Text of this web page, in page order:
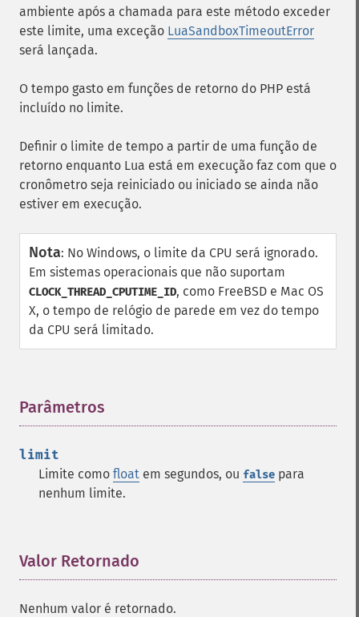
ambiente após a chamada para este método exceder
este limite, uma exceção LuaSandboxTimeoutError
será lançada.
O tempo gasto em funções de retorno do PHP está
incluído no limite.
Definir o limite de tempo a partir de uma função de
retorno enquanto Lua está em execução faz com que o
cronômetro seja reiniciado ou iniciado se ainda não
estiver em execução.
Nota: No Windows, o limite da CPU será ignorado.
Em sistemas operacionais que não suportam
CLOCK_THREAD_CPUTIME_ID, como FreeBSD e Mac OS
X, o tempo de relógio de parede em vez do tempo
da CPU será limitado.
Parâmetros
limit
Limite como float em segundos, ou false para
nenhum limite.
Valor Retornado
Nenhum valor é retornado.